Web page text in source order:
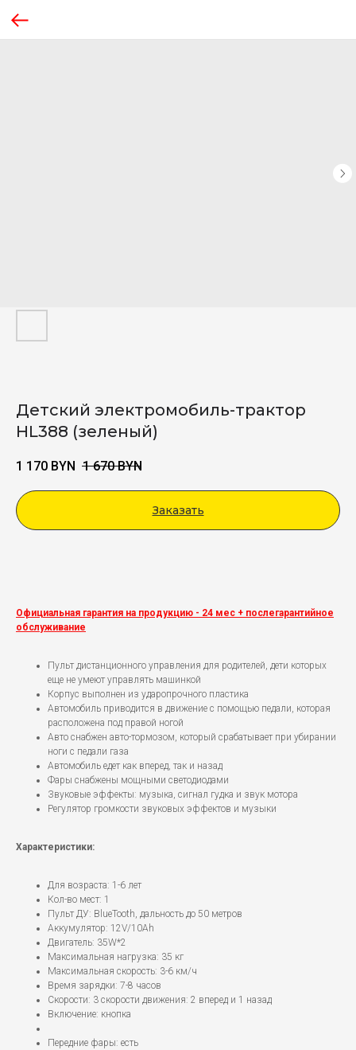
Детский электромобиль-трактор
HL388 (зеленый)
1 170 BYN 1 670 BYN
Заказать
Официальная гарантия на продукцию - 24 мес + послегарантийное
обслуживание
Пульт дистанционного управления для родителей, дети которых
еще не умеют управлять машинкой
Корпус выполнен из ударопрочного пластика
Автомобиль приводится в движение с помощью педали, которая
расположена под правой ногой
Авто снабжен авто-тормозом, который срабатывает при убирании
ноги с педали газа
Автомобиль едет как вперед, так и назад
Фары снабжены мощными светодиодами
Звуковые эффекты: музыка, сигнал гудка и звук мотора
Регулятор громкости звуковых эффектов и музыки
Характеристики:
Для возраста: 1-6 лет
Кол-во мест: 1
Пульт ДУ: BlueTooth, дальность до 50 метров
Аккумулятор: 12V/10Ah
Двигатель: 35W*2
Максимальная нагрузка: 35 кг
Максимальная скорость: 3-6 км/ч
Время зарядки: 7-8 часов
Скорости: 3 скорости движения: 2 вперед и 1 назад
Включение: кнопка
Передние фары: есть